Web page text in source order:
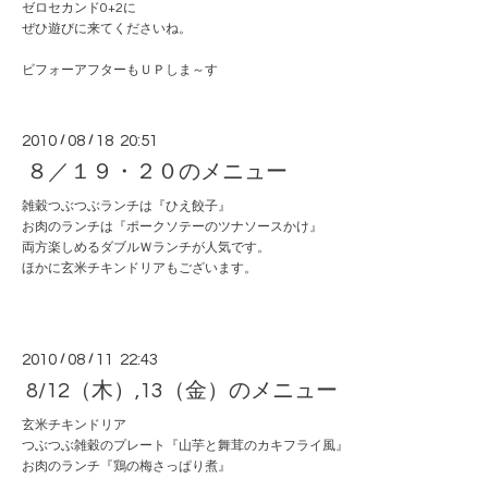
ゼロセカンド0+2に
ぜひ遊びに来てくださいね。
ビフォーアフターもＵＰしま～す
2010 /08 / 18 20:51
８／１９・２０のメニュー
雑穀つぶつぶランチは『ひえ餃子』
お肉のランチは『ポークソテーのツナソースかけ』
両方楽しめるダブルＷランチが人気です。
ほかに玄米チキンドリアもございます。
2010 /08 / 11 22:43
8/12（木）,13（金）のメニュー
玄米チキンドリア
つぶつぶ雑穀のプレート『山芋と舞茸のカキフライ風』
お肉のランチ『鶏の梅さっぱり煮』